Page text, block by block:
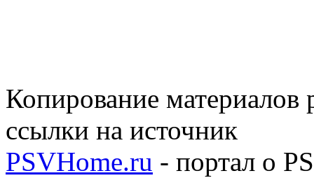
Копирование материалов
ссылки на источник
PSVHome.ru - портал о